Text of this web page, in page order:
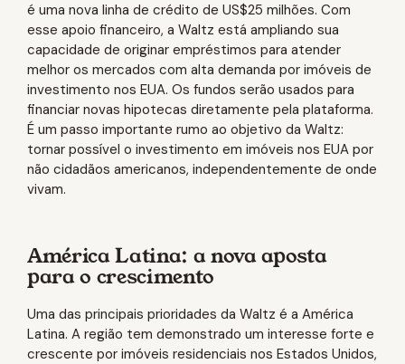
é uma nova linha de crédito de US$25 milhões. Com
esse apoio financeiro, a Waltz está ampliando sua
capacidade de originar empréstimos para atender
melhor os mercados com alta demanda por imóveis de
investimento nos EUA. Os fundos serão usados para
financiar novas hipotecas diretamente pela plataforma.
É um passo importante rumo ao objetivo da Waltz:
tornar possível o investimento em imóveis nos EUA por
não cidadãos americanos, independentemente de onde
vivam.
América Latina: a nova aposta
para o crescimento
Uma das principais prioridades da Waltz é a América
Latina. A região tem demonstrado um interesse forte e
crescente por imóveis residenciais nos Estados Unidos,